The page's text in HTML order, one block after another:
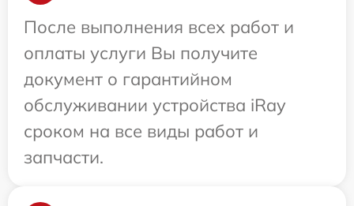
После выполнения всех работ и
оплаты услуги Вы получите
документ о гарантийном
обслуживании устройства iRay
сроком на все виды работ и
запчасти.